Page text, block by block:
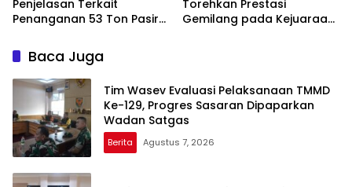
Penjelasan Terkait
Penanganan 53 Ton Pasir
Torehkan Prestasi
Gemilang pada Kejuaraan
Baca Juga
Tim Wasev Evaluasi Pelaksanaan TMMD
Ke-129, Progres Sasaran Dipaparkan
Wadan Satgas
Berita Agustus 7, 2026